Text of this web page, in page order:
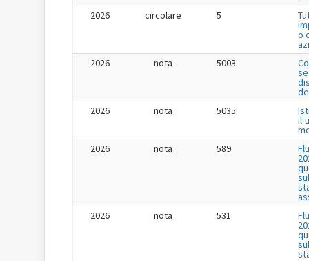
2026
circolare 5
o
2026
nota 5003
2026
nota 5035
il
2026
nota 589
2026
nota 531